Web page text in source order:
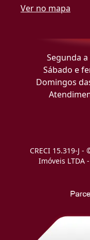
Ver no mapa
Segunda
Sábado e
Domingos
CRECI 15.319-J
Imóveis LTDA